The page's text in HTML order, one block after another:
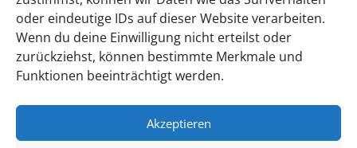
oder eindeutige IDs auf dieser Website verarbeiten.
Wenn du deine Einwilligung nicht erteilst oder
zurückziehst, können bestimmte Merkmale und
Funktionen beeinträchtigt werden.
Akzeptieren
Leistungen
Kontakt
Rechtliches
Impressum
Datenschutz